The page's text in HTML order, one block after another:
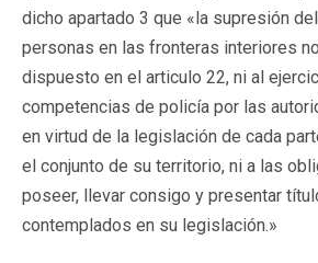
dicho apartado 3 que «la supresión
personas en las fronteras interiores
dispuesto en el articulo 22, ni al
competencias de policía por las
en virtud de la legislación de cada
el conjunto de su territorio, ni a las
poseer, llevar consigo y presentar
contemplados en su legislación.»